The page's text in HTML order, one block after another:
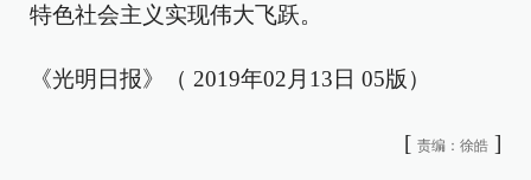
特色社会主义实现伟大飞跃。
《光明日报》（ 2019年02月13日 05版）
[ 责编：徐皓 ]